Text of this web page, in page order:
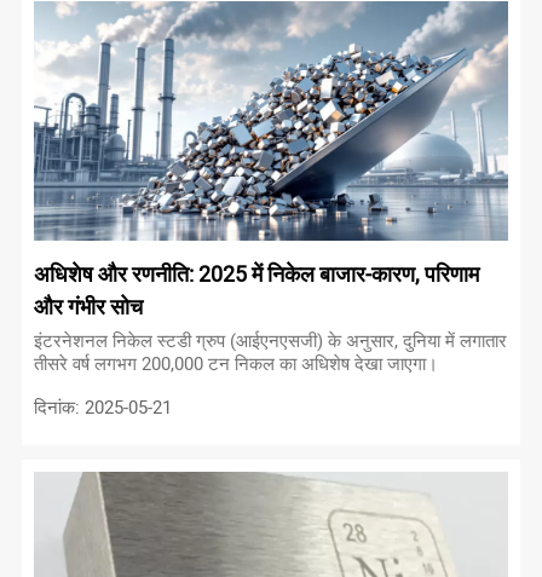
अधिशेष और रणनीति: 2025 में निकेल बाजार-कारण, परिणाम
और गंभीर सोच
इंटरनेशनल निकेल स्टडी ग्रुप (आईएनएसजी) के अनुसार, दुनिया में लगातार
तीसरे वर्ष लगभग 200,000 टन निकल का अधिशेष देखा जाएगा।
दिनांक: 2025-05-21